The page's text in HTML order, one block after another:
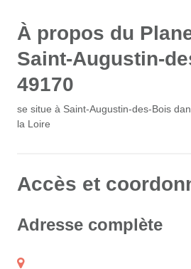
À propos du
Saint-Augustin-
49170
se situe à Saint-Augustin-des-Bois
la Loire
Accès et
Adresse complète